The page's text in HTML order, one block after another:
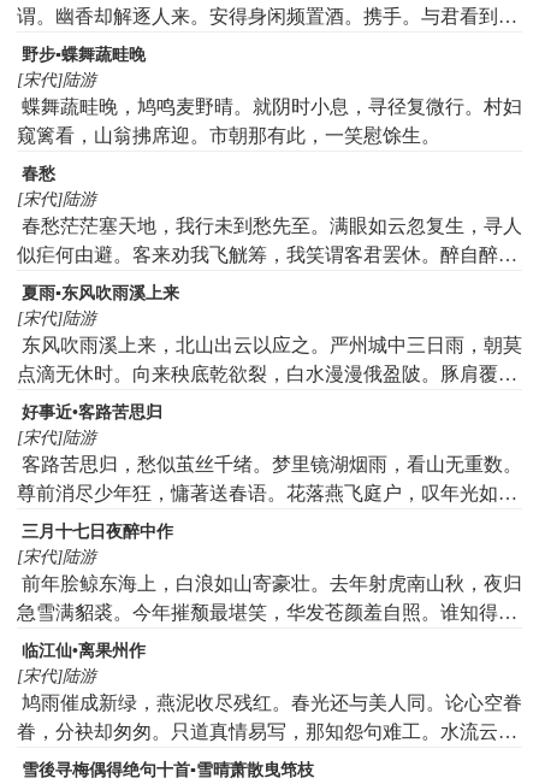
谓。幽香却解逐人来。安得身闲频置酒。携手。与君看到十
分开。少壮相从今雪鬓。因甚。流年羁恨两相催。
野步▪蝶舞蔬畦晚
[宋代]陆游
蝶舞蔬畦晚，鸠鸣麦野晴。就阴时小息，寻径复微行。村妇
窥篱看，山翁拂席迎。市朝那有此，一笑慰馀生。
春愁
[宋代]陆游
春愁茫茫塞天地，我行未到愁先至。满眼如云忽复生，寻人
似疟何由避。客来劝我飞觥筹，我笑谓客君罢休。醉自醉倒
愁自愁，愁与酒如风马牛。
夏雨▪东风吹雨溪上来
[宋代]陆游
东风吹雨溪上来，北山出云以应之。严州城中三日雨，朝莫
点滴无休时。向来秧底乾欲裂，白水漫漫俄盈陂。豚肩覆豆
巫醉饱，龙骨挂壁农遨嬉。今年蚕麦收数倍，茧大如瓮麦两
岐。西成在眼又如此，还乡鼓腹歌淳熙。
好事近•客路苦思归
[宋代]陆游
客路苦思归，愁似茧丝千绪。梦里镜湖烟雨，看山无重数。
尊前消尽少年狂，慵著送春语。花落燕飞庭户，叹年光如
许。
三月十七日夜醉中作
[宋代]陆游
前年脍鲸东海上，白浪如山寄豪壮。去年射虎南山秋，夜归
急雪满貂裘。今年摧颓最堪笑，华发苍颜羞自照。谁知得酒
尚能狂，脱帽向人时大叫。逆胡未灭心未平，孤剑床头铿有
声。破驿梦回灯欲死，打窗风雨正三更。
临江仙•离果州作
[宋代]陆游
鸠雨催成新绿，燕泥收尽残红。春光还与美人同。论心空眷
眷，分袂却匆匆。只道真情易写，那知怨句难工。水流云散
各西东。半廊花院月，一帽柳桥风。
雪後寻梅偶得绝句十首▪雪晴萧散曳筇枝